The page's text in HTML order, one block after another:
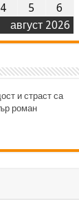
август 2026
4 5 6
и страст са
роман